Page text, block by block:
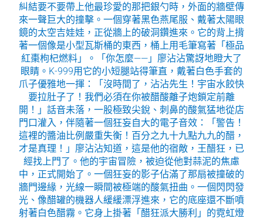
糾結要不要帶上他最珍愛的那把銀勺時，外面的牆壁傳
來一聲巨大的撞擊。一個穿著黑色燕尾服、戴著太陽眼
鏡的太空吉娃娃，正從牆上的破洞鑽進來。它的背上揹
著一個像是小型瓦斯桶的東西，桶上用毛筆寫著「極品
紅棗枸杞燃料」。「你怎麼——」廖沾沾驚訝地瞪大了
眼睛。K-999用它的小短腿站得筆直，戴著白色手套的
爪子優雅地一揮：「沒時間了，沾沾先生！宇宙水餃快
要拉肚子了！我們必須在你被醋酸離子炮鎖定前離
開！」話音未落，一股極致尖銳、刺鼻的酸氣猛地從店
門口灌入，伴隨著一個狂妄自大的電子音效：「警告！
這裡的醬油比例嚴重失衡！百分之九十九點九九的醋，
才是真理！」廖沾沾知道，這是他的宿敵，王醋狂，已
經找上門了。他的宇宙冒險，被迫從他對蒜泥的焦慮
中，正式開始了。一個狂妄的影子佔滿了那扇被撞破的
牆門邊緣，光線一瞬間被極端的酸氣扭曲。一個閃閃發
光、像醋罐的機器人緩緩漂浮進來，它的底座還不斷噴
射著白色醋霧。它身上掛著「醋狂派大勝利」的霓虹燈